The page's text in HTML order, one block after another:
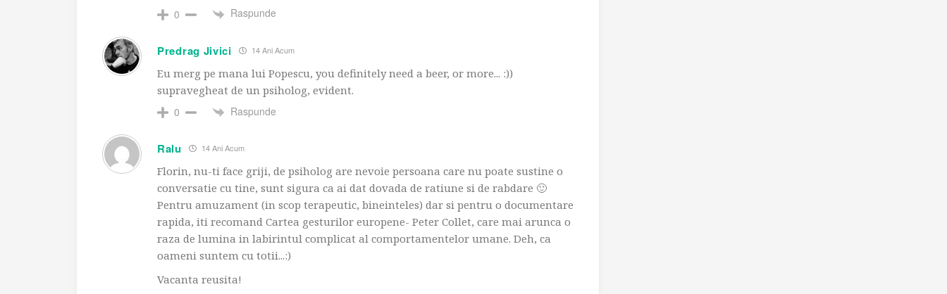
0
Raspunde
Predrag Jivici 14 Ani Acum
Eu merg pe mana lui Popescu, you definitely need a beer, or more... :))
supravegheat de un psiholog, evident.
0
Raspunde
Ralu 14 Ani Acum
Florin, nu-ti face griji, de psiholog are nevoie persoana care nu poate sustine o
conversatie cu tine, sunt sigura ca ai dat dovada de ratiune si de rabdare 🙂
Pentru amuzament (in scop terapeutic, bineinteles) dar si pentru o documentare
rapida, iti recomand Cartea gesturilor europene- Peter Collet, care mai arunca o
raza de lumina in labirintul complicat al comportamentelor umane. Deh, ca
oameni suntem cu totii...:)
Vacanta reusita!